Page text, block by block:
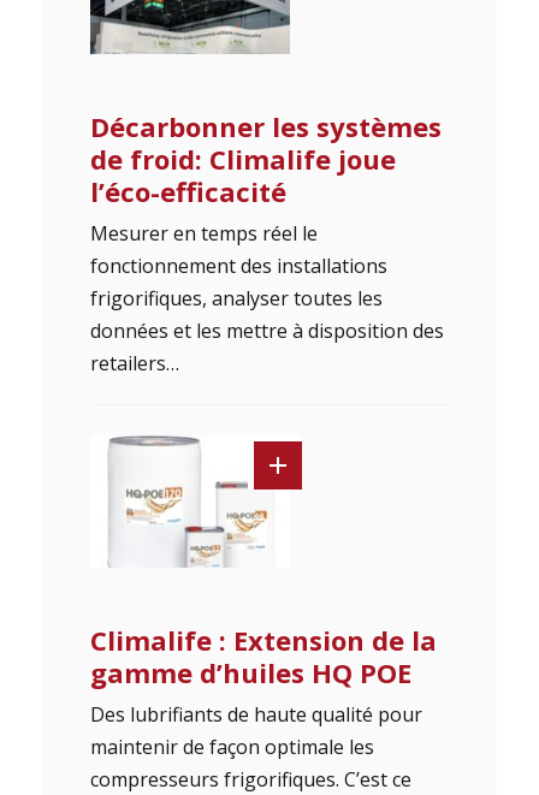
Décarbonner les systèmes
de froid: Climalife joue
l’éco-efficacité
Mesurer en temps réel le
fonctionnement des installations
frigorifiques, analyser toutes les
données et les mettre à disposition des
retailers…
Climalife : Extension de la
gamme d’huiles HQ POE
Des lubrifiants de haute qualité pour
maintenir de façon optimale les
compresseurs frigorifiques. C’est ce